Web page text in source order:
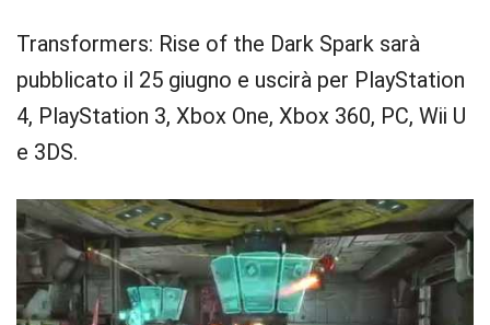
Transformers: Rise of the Dark Spark sarà
pubblicato il 25 giugno e uscirà per PlayStation
4, PlayStation 3, Xbox One, Xbox 360, PC, Wii U
e 3DS.